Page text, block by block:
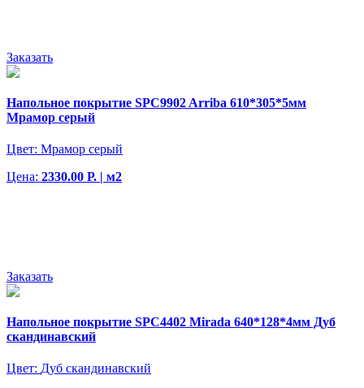
Заказать
Напольное покрытие SPC9902 Arriba 610*305*5мм
Мрамор серый
Цвет: Мрамор серый
Цена: 2330.00 Р. | м2
Заказать
Напольное покрытие SPC4402 Mirada 640*128*4мм Дуб
скандинавский
Цвет: Дуб скандинавский